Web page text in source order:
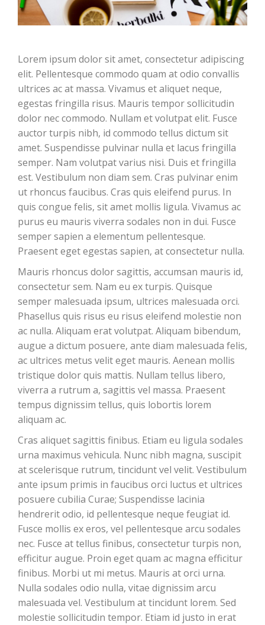
Lorem ipsum dolor sit amet, consectetur adipiscing
elit. Pellentesque commodo quam at odio convallis
ultrices ac at massa. Vivamus et aliquet neque,
egestas fringilla risus. Mauris tempor sollicitudin
dolor nec commodo. Nullam et volutpat elit. Fusce
auctor turpis nibh, id commodo tellus dictum sit
amet. Suspendisse pulvinar nulla et lacus fringilla
semper. Nam volutpat varius nisi. Duis et fringilla
est. Vestibulum non diam sem. Cras pulvinar enim
ut rhoncus faucibus. Cras quis eleifend purus. In
quis congue felis, sit amet mollis ligula. Vivamus ac
purus eu mauris viverra sodales non in dui. Fusce
semper sapien a elementum pellentesque.
Praesent eget egestas sapien, at consectetur nulla.
Mauris rhoncus dolor sagittis, accumsan mauris id,
consectetur sem. Nam eu ex turpis. Quisque
semper malesuada ipsum, ultrices malesuada orci.
Phasellus quis risus eu risus eleifend molestie non
ac nulla. Aliquam erat volutpat. Aliquam bibendum,
augue a dictum posuere, ante diam malesuada felis,
ac ultrices metus velit eget mauris. Aenean mollis
tristique dolor quis mattis. Nullam tellus libero,
viverra a rutrum a, sagittis vel massa. Praesent
tempus dignissim tellus, quis lobortis lorem
aliquam ac.
Cras aliquet sagittis finibus. Etiam eu ligula sodales
urna maximus vehicula. Nunc nibh magna, suscipit
at scelerisque rutrum, tincidunt vel velit. Vestibulum
ante ipsum primis in faucibus orci luctus et ultrices
posuere cubilia Curae; Suspendisse lacinia
hendrerit odio, id pellentesque neque feugiat id.
Fusce mollis ex eros, vel pellentesque arcu sodales
nec. Fusce at tellus finibus, consectetur turpis non,
efficitur augue. Proin eget quam ac magna efficitur
finibus. Morbi ut mi metus. Mauris at orci urna.
Nulla sodales odio nulla, vitae dignissim arcu
malesuada vel. Vestibulum at tincidunt lorem. Sed
molestie sollicitudin tempor. Etiam id justo in erat